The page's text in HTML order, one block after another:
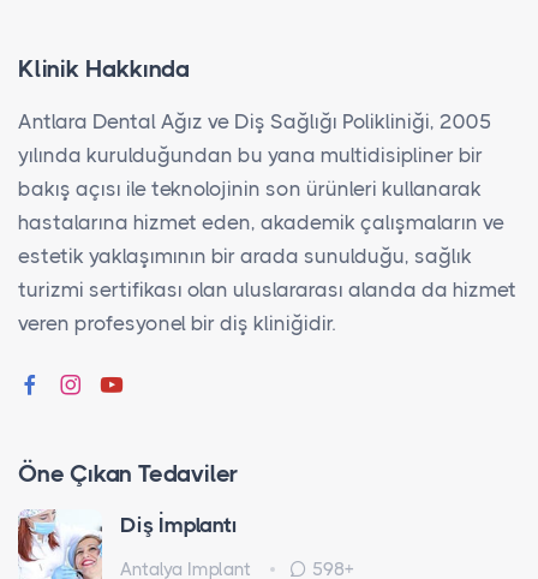
Klinik Hakkında
Antlara Dental Ağız ve Diş Sağlığı Polikliniği, 2005
yılında kurulduğundan bu yana multidisipliner bir
bakış açısı ile teknolojinin son ürünleri kullanarak
hastalarına hizmet eden, akademik çalışmaların ve
estetik yaklaşımının bir arada sunulduğu, sağlık
turizmi sertifikası olan uluslararası alanda da hizmet
veren profesyonel bir diş kliniğidir.
Öne Çıkan Tedaviler
Diş İmplantı
Antalya Implant 598+